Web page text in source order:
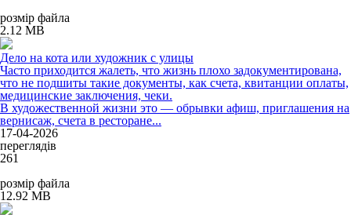
розмір файла
2.12 MB
Дело на кота или художник с улицы
Часто приходится жалеть, что жизнь плохо задокументирована,
что не подшиты такие документы, как счета, квитанции оплаты,
медицинские заключения, чеки.
В художественной жизни это — обрывки афиш, приглашения на
вернисаж, счета в ресторане...
17-04-2026
переглядів
261
розмір файла
12.92 MB